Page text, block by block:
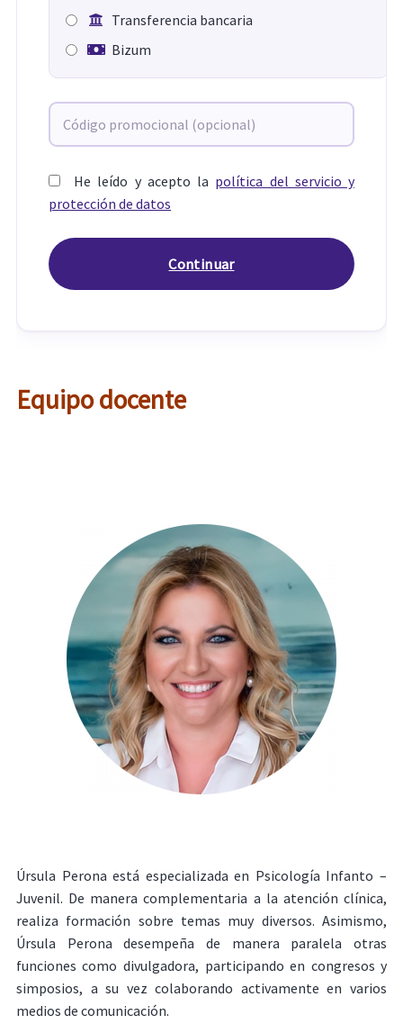
Transferencia bancaria
Bizum
He leído y acepto la política del servicio y
protección de datos
Equipo docente
Úrsula Perona está especializada en Psicología Infanto –
Juvenil. De manera complementaria a la atención clínica,
realiza formación sobre temas muy diversos. Asimismo,
Úrsula Perona desempeña de manera paralela otras
funciones como divulgadora, participando en congresos y
simposios, a su vez colaborando activamente en varios
medios de comunicación.